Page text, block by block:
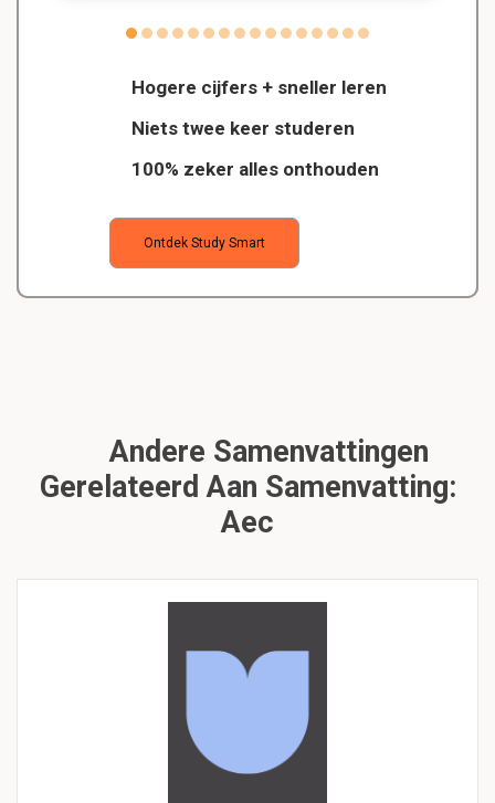
Hogere cijfers + sneller leren
Niets twee keer studeren
100% zeker alles onthouden
Ontdek Study Smart
Andere Samenvattingen
Gerelateerd Aan Samenvatting:
Aec